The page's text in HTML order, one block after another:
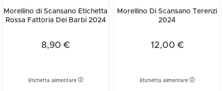
Morellino di Scansano Etichetta
Rossa Fattoria Dei Barbi 2024
8,90 €
Etichetta alimentare
Morellino Di Scansano Terenzi
2024
12,00 €
Etichetta alimentare